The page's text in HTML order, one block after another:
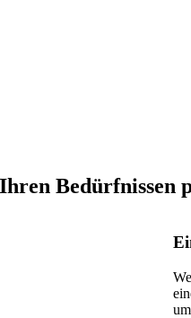
Bedürfnissen